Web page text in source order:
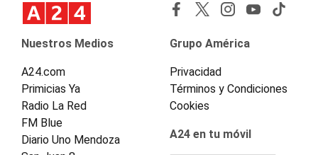
Nuestros Medios
A24.com
Primicias Ya
Radio La Red
FM Blue
Diario Uno Mendoza
Grupo América
Privacidad
Términos y Condiciones
Cookies
A24 en tu móvil